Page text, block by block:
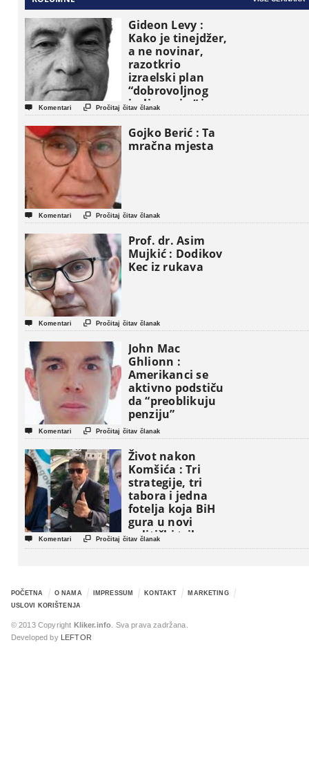
Gideon Levy :
Kako je tinejdžer,
a ne novinar,
razotkrio
izraelski plan
“dobrovoljnog
iseljavanja ” iz
Gaze
 Komentari  Pročitaj čitav članak
Gojko Berić : Ta
mračna mjesta
 Komentari  Pročitaj čitav članak
Prof. dr. Asim
Mujkić : Dodikov
Kec iz rukava
 Komentari  Pročitaj čitav članak
John Mac
Ghlionn :
Amerikanci se
aktivno podstiču
da “preoblikuju
penziju”
 Komentari  Pročitaj čitav članak
Život nakon
Komšića : Tri
strategije, tri
tabora i jedna
fotelja koja BiH
gura u novi
politički triler
 Komentari  Pročitaj čitav članak
POČETNA O NAMA IMPRESSUM KONTAKT
MARKETING
USLOVI KORIŠTENJA
© 2013 Copyright Kliker.info . Sva prava zadržana.
Developed by
LEFTOR